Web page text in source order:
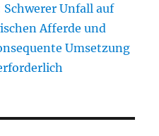
Schwerer Unfall auf
Afferde und
Umsetzung